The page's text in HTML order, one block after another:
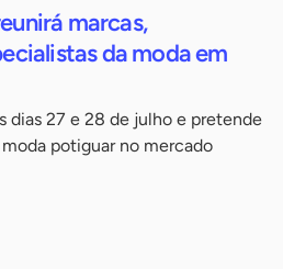
marcas,
da moda em
dias 27 e 28 de julho e pretende
potiguar no mercado